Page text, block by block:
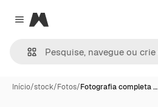
Close menu
Magnific
Início/stock/Fotos/Fotografia completa …